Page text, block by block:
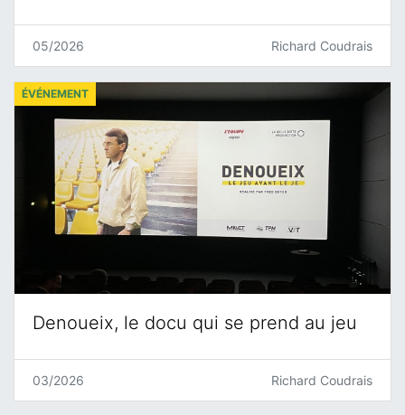
05/2026 Richard Coudrais
Denoueix, le docu qui se prend au jeu
ÉVÉNEMENT
03/2026 Richard Coudrais